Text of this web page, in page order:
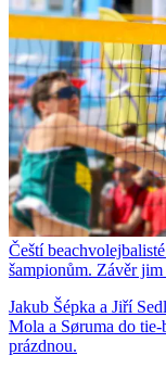
Čeští
šampionům. Závěr jim
Jakub Šépka a Jiří
Mola a Søruma do
prázdnou.